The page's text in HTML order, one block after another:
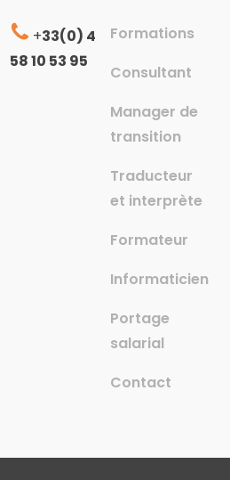
+33(0) 4
58 10 53 95
Formations
Consultant
Manager de
transition
Traducteur
et interprète
Formateur
Informaticien
Portage
salarial
Contact